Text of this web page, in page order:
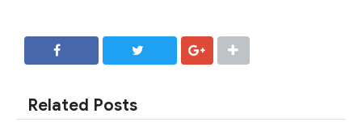
Related Posts